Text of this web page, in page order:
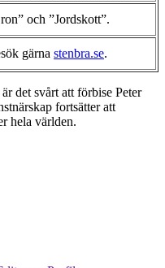
och ”Jordskott”.
gärna stenbra.se.
det svårt att förbise Peter
fortsätter att
hela världen.